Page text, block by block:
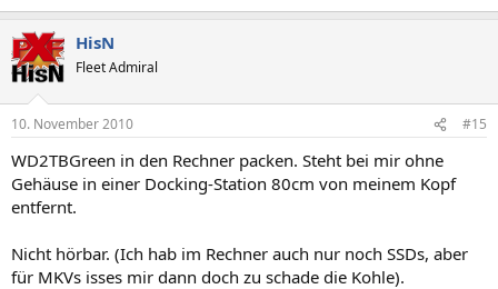
HisN
Fleet Admiral
10. November 2010 #15
WD2TBGreen in den Rechner packen. Steht bei mir ohne
Gehäuse in einer Docking-Station 80cm von meinem Kopf
entfernt.
Nicht hörbar. (Ich hab im Rechner auch nur noch SSDs, aber
für MKVs isses mir dann doch zu schade die Kohle).